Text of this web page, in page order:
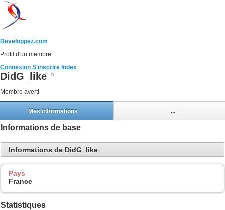
Developpez.com
Profil d'un membre
Connexion S'inscrire Index
DidG_like
Membre averti
Mes informations ...
Informations de base
Informations de DidG_like
Pays
France
Statistiques